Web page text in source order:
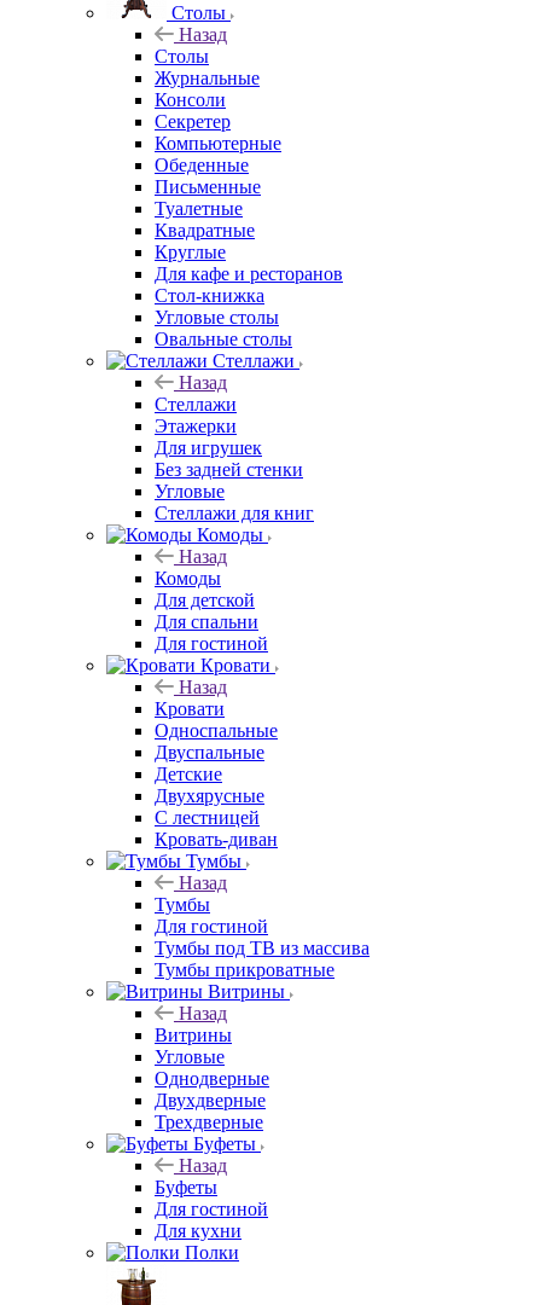
Столы
Назад
Столы
Журнальные
Консоли
Секретер
Компьютерные
Обеденные
Письменные
Туалетные
Квадратные
Круглые
Для кафе и ресторанов
Стол-книжка
Угловые столы
Овальные столы
Стеллажи
Назад
Стеллажи
Этажерки
Для игрушек
Без задней стенки
Угловые
Стеллажи для книг
Комоды
Назад
Комоды
Для детской
Для спальни
Для гостиной
Кровати
Назад
Кровати
Односпальные
Двуспальные
Детские
Двухярусные
С лестницей
Кровать-диван
Тумбы
Назад
Тумбы
Для гостиной
Тумбы под ТВ из массива
Тумбы прикроватные
Витрины
Назад
Витрины
Угловые
Однодверные
Двухдверные
Трехдверные
Буфеты
Назад
Буфеты
Для гостиной
Для кухни
Полки